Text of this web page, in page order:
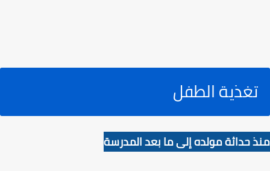
تغذية الطفل
منذ حداثة مولده إلى ما بعد المدرسة